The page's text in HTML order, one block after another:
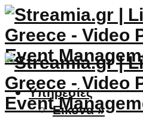
Υπηρεσίες
Εικόνα »